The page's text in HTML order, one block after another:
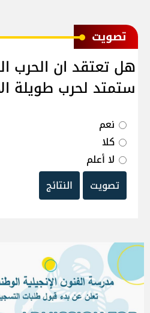
ﺗﺼﻮﻳﺖ
هل تعتقد ان الحرب
ستمتد لحرب طويلة
نعم
كلا
لا أعلم
تصويت
النتائج